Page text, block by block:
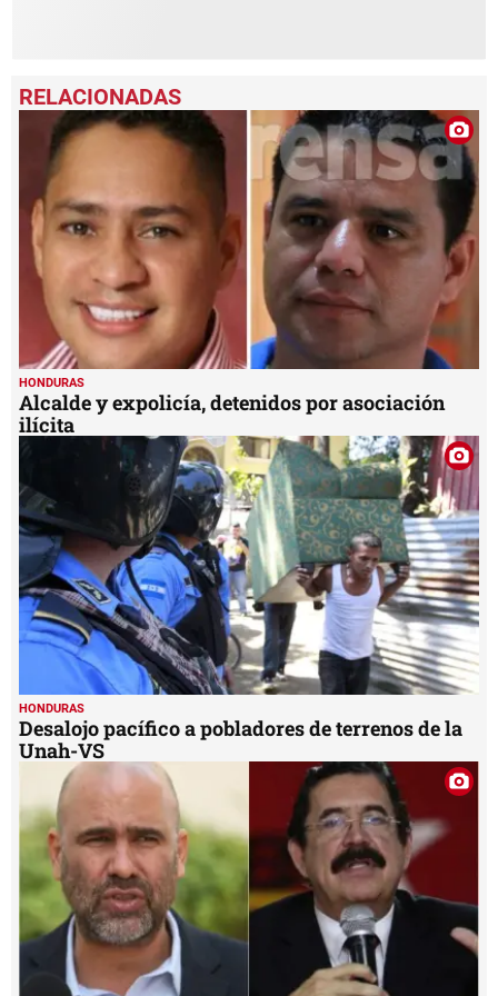
HONDURAS
Alcalde y expolicía, detenidos por asociación
ilícita
HONDURAS
Desalojo pacífico a pobladores de terrenos de la
Unah-VS